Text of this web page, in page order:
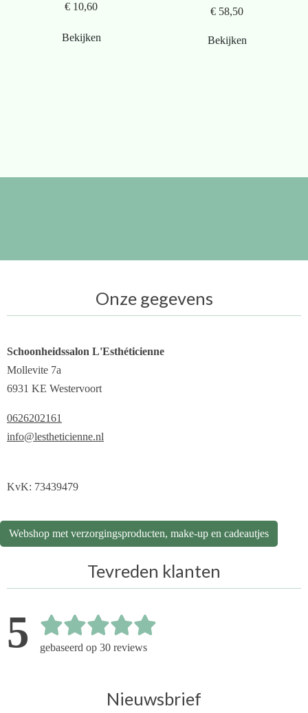
€ 10,60
Bekijken
€ 58,50
Bekijken
Onze gegevens
Schoonheidssalon L'Esthéticienne
Mollevite 7a
6931 KE Westervoort
0626202161
info@lestheticienne.nl
KvK: 73439479
Webshop met verzorgingsproducten, make-up en cadeautjes
Tevreden klanten
5 gebaseerd op 30 reviews
Nieuwsbrief